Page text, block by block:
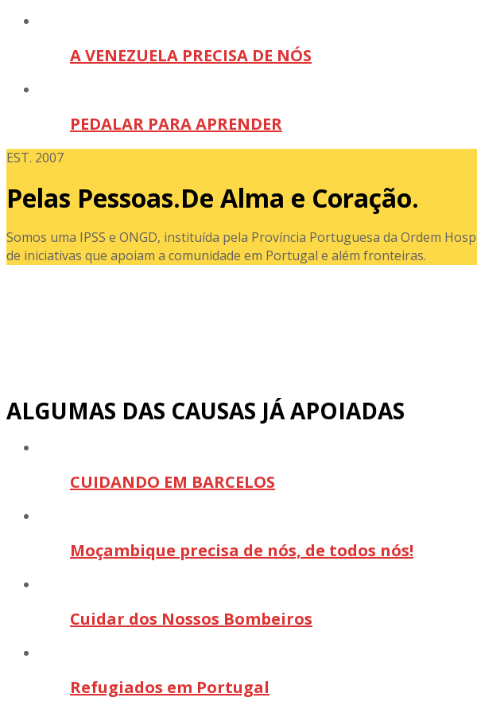
A VENEZUELA PRECISA DE NÓS
PEDALAR PARA APRENDER
EST. 2007
Pelas Pessoas.De Alma e Coração.
Somos uma IPSS e ONGD, instituída pela Província Portuguesa da Ordem
de iniciativas que apoiam a comunidade em Portugal e além fronteiras.
ALGUMAS DAS CAUSAS JÁ APOIADAS
CUIDANDO EM BARCELOS
Moçambique precisa de nós, de todos nós!
Cuidar dos Nossos Bombeiros
Refugiados em Portugal